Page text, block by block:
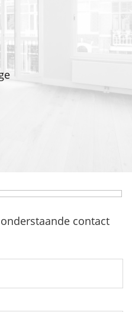
contact